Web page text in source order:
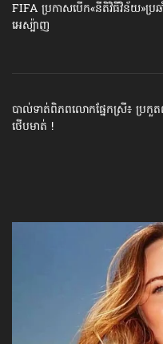
FIFA ប្រកាសបើក​«នីតិវិធីវិន័យ»​ប្រ
អេស្ប៉ាញ
បាល់ទាត់​ពិភពលោក​ផ្នែកស្រី៖ ប្រកួត
ថើបមាត់ !